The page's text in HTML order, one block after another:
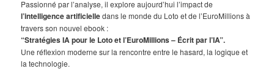
c
h
e
Passionné par l’analyse, il explore aujourd’hui l’impact de
l’intelligence artificielledans le monde du Loto et de l’EuroMillions à
travers son nouvel ebook :
“Stratégies IA pour le Loto et l’EuroMillions – Écrit par l’IA”.
Une réflexion moderne sur la rencontre entre le hasard, la logique et
la technologie.